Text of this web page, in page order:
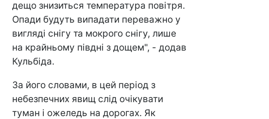
дещо знизиться температура повітря.
Опади будуть випадати переважно у
вигляді снігу та мокрого снігу, лише
на крайньому півдні з дощем", - додав
Кульбіда.
За його словами, в цей період з
небезпечних явищ слід очікувати
туман і ожеледь на дорогах. Як